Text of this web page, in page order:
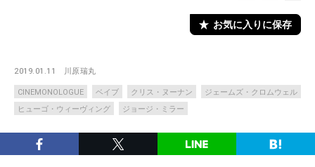
お気に入りに保存
2019.01.11 川原瑞丸
CINEMONOLOGUE ベイブ クリス・ヌーナン
ジェームズ・クロムウェル
ヒューゴ・ウィーヴィング
ジョージ・ミラー